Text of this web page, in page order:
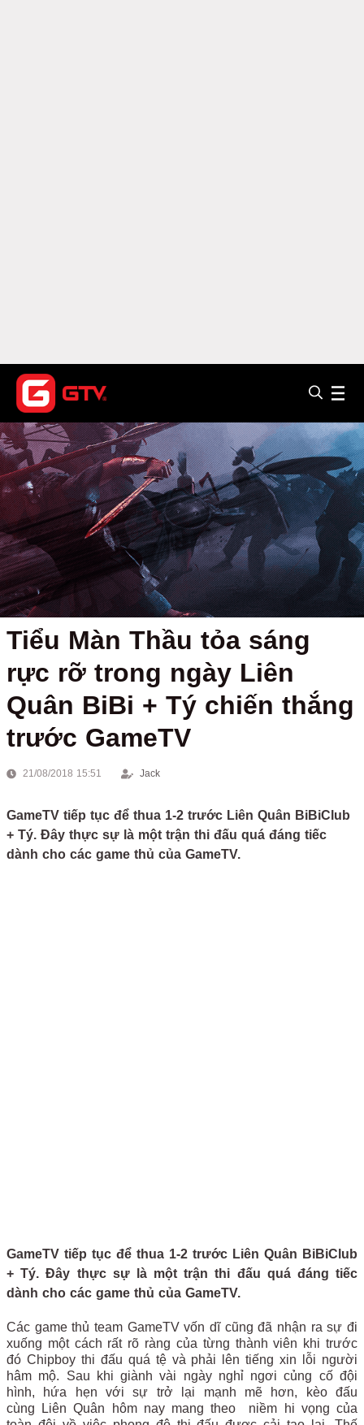
Tiểu Màn Thầu tỏa sáng
rực rỡ trong ngày Liên
Quân BiBi + Tý chiến thắng
trước GameTV
21/08/2018 15:51 Jack
GameTV tiếp tục để thua 1-2 trước Liên Quân BiBiClub
+ Tý. Đây thực sự là một trận thi đấu quá đáng tiếc
dành cho các game thủ của GameTV.
GameTV tiếp tục để thua 1-2 trước Liên Quân BiBiClub
+ Tý. Đây thực sự là một trận thi đấu quá đáng tiếc
dành cho các game thủ của GameTV.
Các game thủ team GameTV vốn dĩ cũng đã nhận ra sự đi
xuống một cách rất rõ ràng của từng thành viên khi trước
đó Chipboy thi đấu quá tệ và phải lên tiếng xin lỗi người
hâm mộ. Sau khi giành vài ngày nghỉ ngơi củng cố đội
hình, hứa hẹn với sự trở lại mạnh mẽ hơn, kèo đấu
cùng Liên Quân hôm nay mang theo niềm hi vọng của